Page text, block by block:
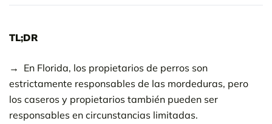
TL;DR
En Florida, los propietarios de perros son
estrictamente responsables de las mordeduras, pero
los caseros y propietarios también pueden ser
responsables en circunstancias limitadas.